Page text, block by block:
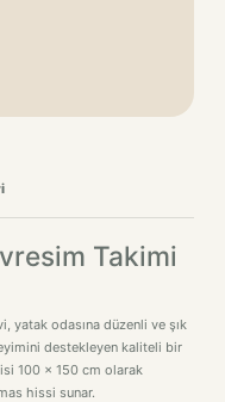
Takimi
yatak odasına düzenli ve şık
destekleyen kaliteli bir
100 x 150 cm olarak
hissi sunar.